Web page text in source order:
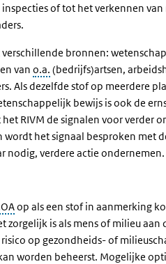
of tot het verkennen
bronnen:
van o.a. (bedrijfs)artsen,
Als dezelfde stof op meerdere
bewijs is ook de
RIVM de signalen voor verder
het signaal besproken met
nodig, verdere actie ondernemen.
op als een stof in aanmerking
zorgelijk is als mens of milieu
op gezondheids- of
worden beheerst. Mogelijke